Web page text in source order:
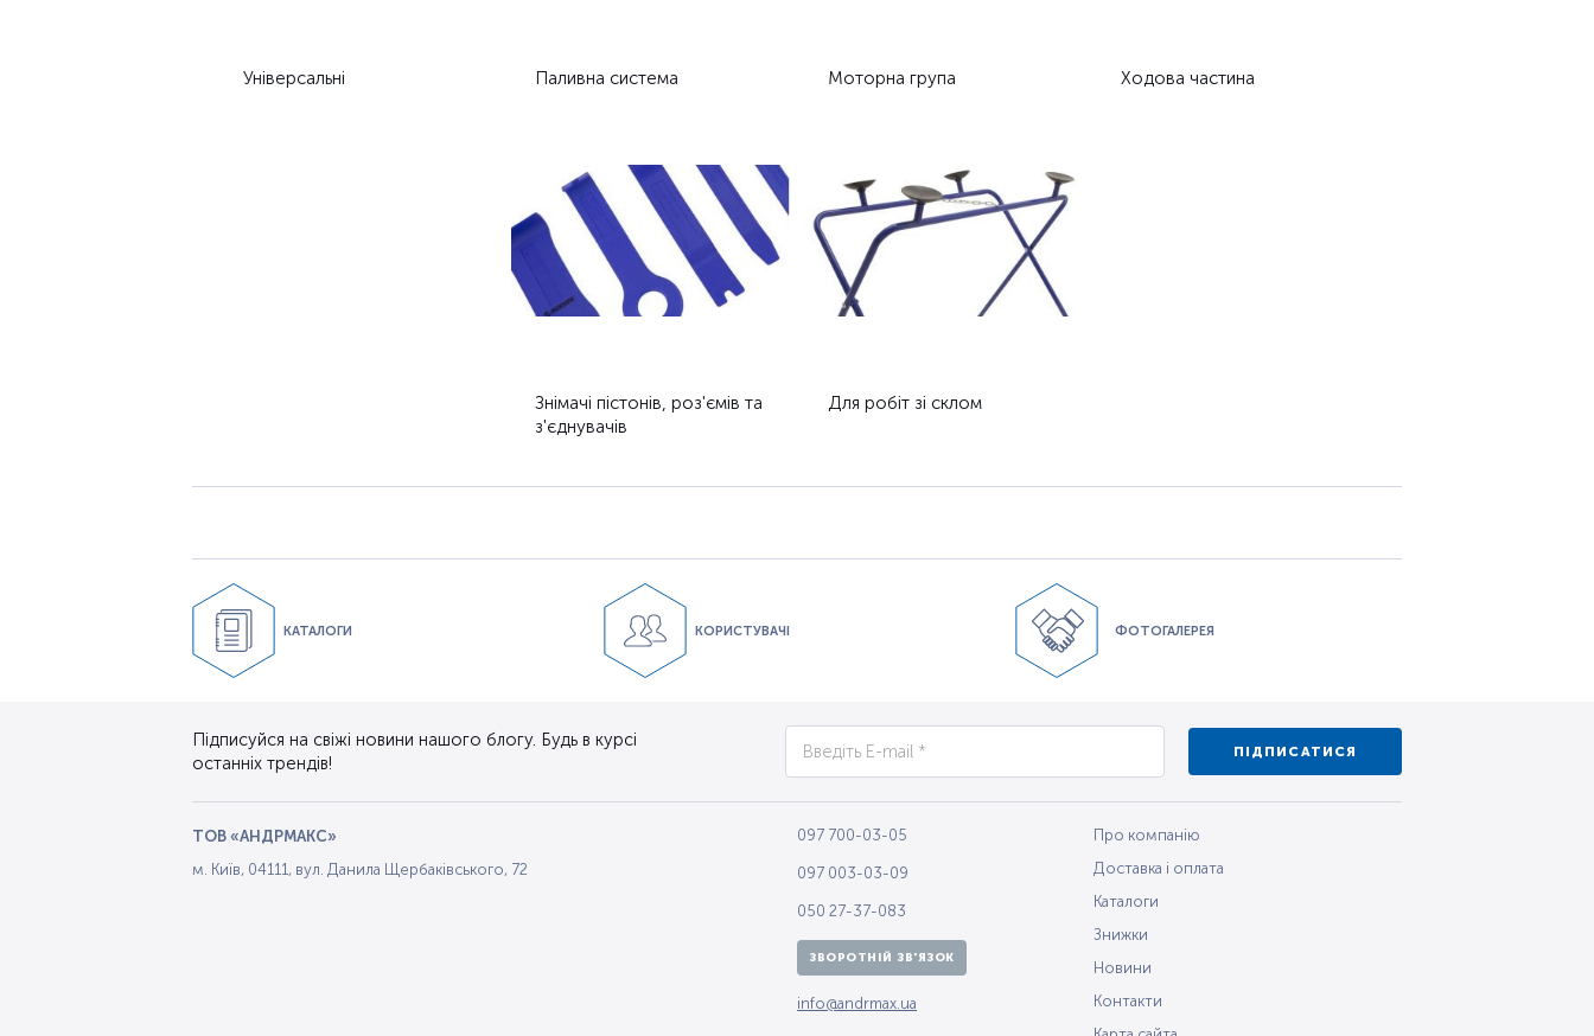
Універсальні Паливна система Моторна група Ходова частина
Знімачі пістонів, роз'ємів та
з'єднувачів
Для робіт зі склом
КАТАЛОГИ КОРИСТУВАЧІ ФОТОГАЛЕРЕЯ
Підписуйся на свіжі новини нашого блогу. Будь в курсі
останніх трендів!
ПІДПИСАТИСЯ
ТОВ «АНДРМАКС»
м. Київ, 04111, вул. Данила Щербаківського, 72
097 700-03-05
097 003-03-09
050 27-37-083
ЗВОРОТНІЙ ЗВ'ЯЗОК
info@andrmax.ua
Про компанію
Доставка і оплата
Каталоги
Знижки
Новини
Контакти